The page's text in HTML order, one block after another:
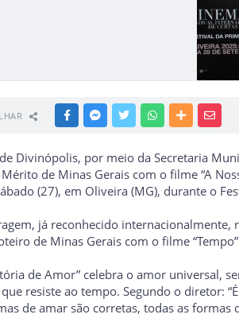
FACEBOOKMESSENGER
TWITTER WHATSAPPMAIS
Divinópolis, por meio da Secretaria
de Minas Gerais com o filme “A
(27), em Oliveira (MG), durante o
já reconhecido
de Minas Gerais com o filme
de Amor” celebra o amor universal,
resiste ao tempo. Segundo o diretor:
de amar são corretas, todas as formas